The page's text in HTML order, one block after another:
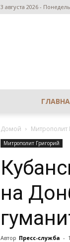
3 августа 2026 -
Домой Митрополит
Митрополит Григорий
на
Автор Пресс-служба -